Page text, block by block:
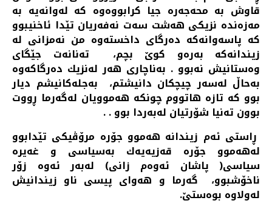
قاوش به‌ محه‌جه‌ره‌ جیا كرابووه‌وه‌ كه‌ له‌وانه‌یه‌ به‌
مه‌زه‌نده‌ نزیكی هه‌شت سه‌ت نه‌فه‌ریان تێدا ئاخنیبوو
‌كه‌ پاسه‌وانه‌كه‌ ده‌رگای داخسته‌وه‌ من نه‌مزانی له‌
زیندانه‌كه‌ به‌ره‌و كوێ بچم، ته‌نانه‌ت جێگای
وه‌ستانیش نه‌بوو . به‌ناچاری هه‌ر له‌نزیك ده‌رگاكه‌وه‌
به‌حاڵ له‌سه‌ر چیچكان دانیشتم، به‌جله‌كانیشم دیار
بوو كه‌ تازه‌ هاتووم چونكه‌ هه‌موویان له‌گه‌رما ڕووت
بوون ته‌نیا شۆرتیان له‌به‌ردا بوو . .
ڕاستی ئه‌م زیندانه‌ هه‌موو جۆره‌ مرۆڤیكی تێدابوو
له‌هه‌موو جۆره‌ قه‌زیه‌یه‌ك به‌سیاسی و غه‌یره‌
سیاسی( پاشان ئه‌وه‌م زانی) له‌به‌ر ئه‌وه‌ زۆر
ناخۆشبوو، گه‌رما و هه‌وای پیسی ناو زیندانیش
له‌ولاوه‌ بوه‌ستێ.